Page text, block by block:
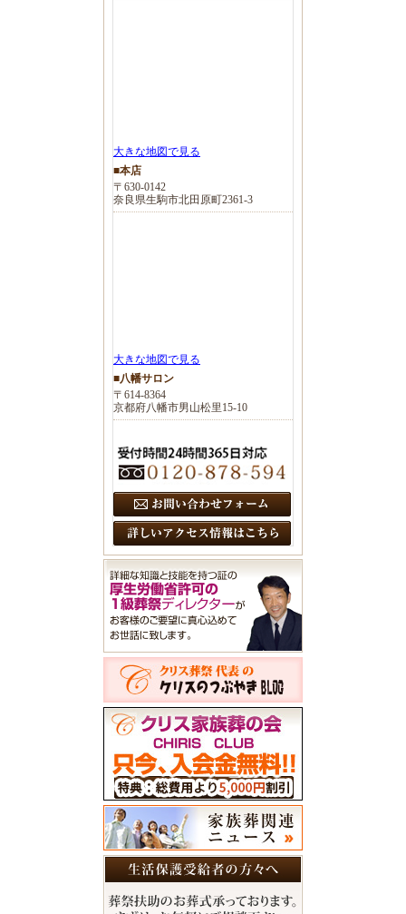
大きな地図で見る
■本店
〒630-0142
奈良県生駒市北田原町2361-3
大きな地図で見る
■八幡サロン
〒614-8364
京都府八幡市男山松里15-10